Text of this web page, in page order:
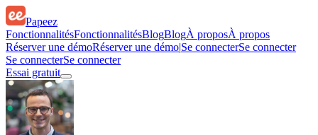
Papeez
FonctionnalitésFonctionnalitésBlogBlogÀ proposÀ propos
Réserver une démoRéserver une démo|Se connecterSe connecter
Se connecterSe connecter
Essai gratuit